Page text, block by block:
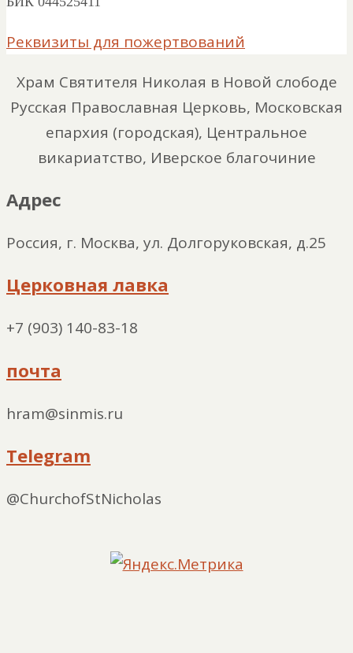
Реквизиты для пожертвований
Храм Святителя Николая в Новой слободе
Русская Православная Церковь, Московская
епархия (городская), Центральное
викариатство, Иверское благочиние
Адрес
Россия, г. Москва, ул. Долгоруковская, д.25
Церковная лавка
+7 (903) 140-83-18
почта
hram@sinmis.ru
Telegram
@ChurchofStNicholas